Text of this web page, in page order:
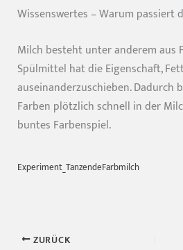
Wissenswertes – Warum passiert
Milch besteht unter anderem aus
Spülmittel hat die Eigenschaft,
auseinanderzuschieben. Dadurch
Farben plötzlich schnell in der
buntes Farbenspiel.
Experiment_TanzendeFarbmilch
ZURÜCK